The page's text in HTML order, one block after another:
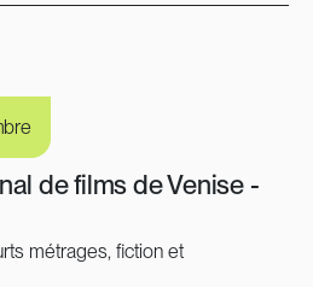
de films de Venise -
métrages, fiction et